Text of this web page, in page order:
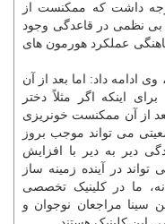
توجه داشت که ممکنست از
بی نظمی در قاعدگی وجود
عملکرد هورمون های
وی ادامه داد: اما بعد از آن
اینکه اگر مثلاً دختر
بعد از آن ممکنست خونریزی
می تواند موجب بروز
دیر به دیر با افزایش
در آینده زمینه ساز
ما در کلینیک تخصصی
سینا مراجعان نوجوان و